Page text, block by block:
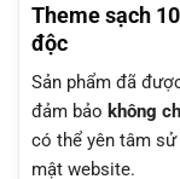
Theme sạch
độc
Sản phẩm đã
đảm bảo không
có thể yên tâm
mật website.